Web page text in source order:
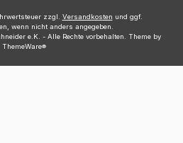
zzgl. Versandkosten und ggf.
wenn nicht anders angegeben.
e.K. - Alle Rechte vorbehalten. Theme by
ThemeWare®